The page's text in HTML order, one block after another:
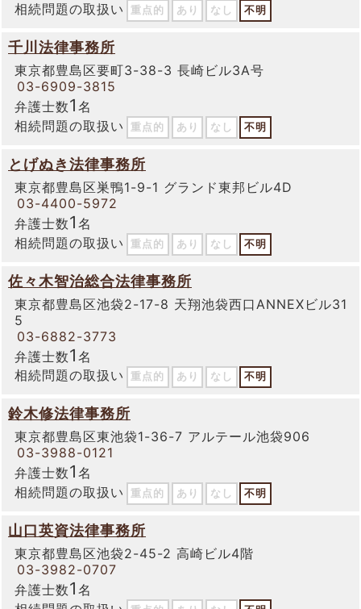
相続問題の取扱い
重点的 あり なし 不明
千川法律事務所
東京都豊島区要町3-38-3 長崎ビル3A号
03-6909-3815
弁護士数1 名
相続問題の取扱い
重点的 あり なし 不明
とげぬき法律事務所
東京都豊島区巣鴨1-9-1 グランド東邦ビル4D
03-4400-5972
弁護士数1 名
相続問題の取扱い
重点的 あり なし 不明
佐々木智治総合法律事務所
東京都豊島区池袋2-17-8 天翔池袋西口ANNEXビル31
5
03-6882-3773
弁護士数1 名
相続問題の取扱い
重点的 あり なし 不明
鈴木修法律事務所
東京都豊島区東池袋1-36-7 アルテール池袋906
03-3988-0121
弁護士数1 名
相続問題の取扱い
重点的 あり なし 不明
山口英資法律事務所
東京都豊島区池袋2-45-2 高崎ビル4階
03-3982-0707
弁護士数1 名